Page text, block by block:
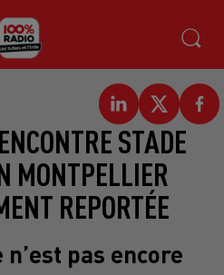
STADE
MONTPELLIER
REPORTÉE
pas encore